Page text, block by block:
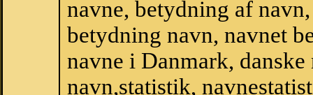
navne, betydning af
betydning navn, navnet
navne i Danmark,
navn,statistik,